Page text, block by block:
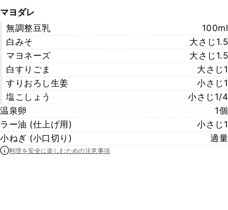
マヨダレ
無調整豆乳
100ml
白みそ
大さじ1.5
マヨネーズ
大さじ1.5
白すりごま
大さじ1
すりおろし生姜
小さじ1
塩こしょう
小さじ1/4
温泉卵
1個
ラー油 (仕上げ用)
小さじ1
小ねぎ (小口切り)
適量
料理を安全に楽しむための注意事項